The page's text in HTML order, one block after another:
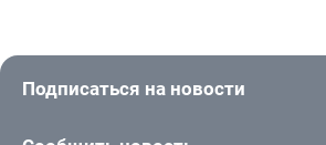
Подписаться на новости